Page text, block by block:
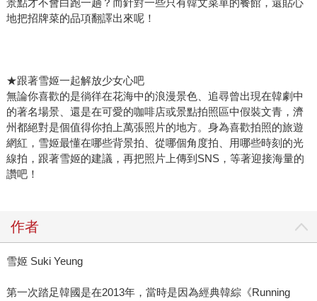
景點才不會白跑一趟？而針對一些只有韓文菜單的餐館，還貼心
地把招牌菜的品項翻譯出來呢！
★跟著雪姬一起解放少女心吧
無論你喜歡的是徜徉在花海中的浪漫景色、追尋曾出現在韓劇中
的著名場景、還是在可愛的咖啡店或景點拍照區中假裝文青，濟
州都絕對是個值得你拍上萬張照片的地方。身為喜歡拍照的旅遊
網紅，雪姬最懂在哪些背景拍、從哪個角度拍、用哪些時刻的光
線拍，跟著雪姬的建議，再把照片上傳到SNS，等著迎接海量的
讚吧！
作者
雪姬 Suki Yeung
第一次踏足韓國是在2013年，當時是因為經典韓綜《Running